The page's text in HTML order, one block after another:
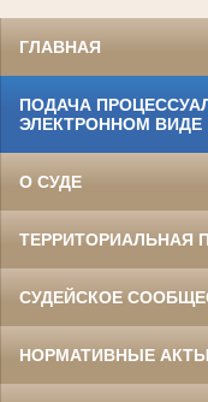
ГЛАВНАЯ
ПОДАЧА
ЭЛЕКТРОННОМ ВИДЕ
О СУДЕ
ТЕРРИТОРИАЛЬНАЯ
СУДЕЙСКОЕ
НОРМАТИВНЫЕ АКТЫ